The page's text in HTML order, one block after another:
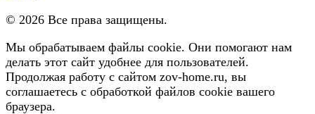
© 2026 Все права защищены.
Мы обрабатываем файлы cookie. Они помогают нам
делать этот сайт удобнее для пользователей.
Продолжая работу с сайтом zov-home.ru, вы
соглашаетесь с обработкой файлов cookie вашего
браузера.